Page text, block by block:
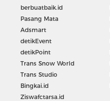
berbuatbaik.id
Pasang Mata
Adsmart
detikEvent
detikPoint
Trans Snow World
Trans Studio
Bingkai.id
Ziswafctarsa.id